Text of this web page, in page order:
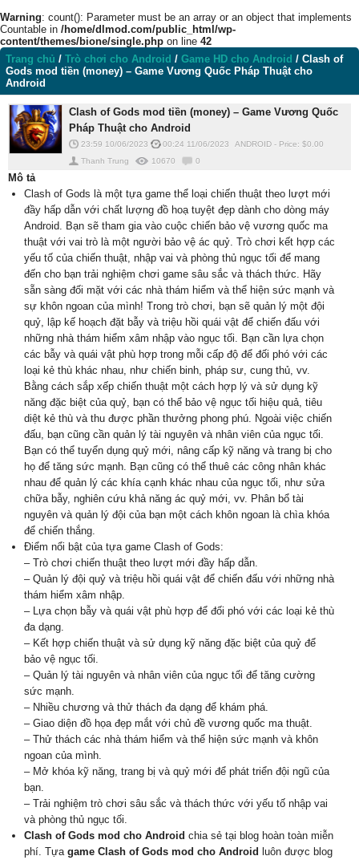
Warning: count(): Parameter must be an array or an object that implements
Countable in /home/dlmod.com/public_html/wp-
content/themes/bione/single.php on line 42
Trang chủ / Trò chơi cho Android / Game HD cho Android / Clash of
Gods mod tiền (money) – Game Vương Quốc Pháp Thuật cho
Android
Clash of Gods mod tiền (money) – Game Vương Quốc
Pháp Thuật cho Android
23:59 10/06/2023 00:24 11/06/2023 ANDROID - Price: $0.00
Thanh Trung
10670 0
Mô tả
Clash of Gods là một tựa game thể loại chiến thuật theo lượt mới
đầy hấp dẫn với chất lượng đồ hoạ tuyệt đẹp dành cho dòng máy
Android. Bạn sẽ tham gia vào cuộc chiến bảo vệ vương quốc ma
thuật với vai trò là một người bảo vệ ác quỷ. Trò chơi kết hợp các
yếu tố của chiến thuật, nhập vai và phòng thủ ngục tối để mang
đến cho bạn trải nghiệm chơi game sâu sắc và thách thức. Hãy
sẵn sàng đối mặt với các nhà thám hiểm và thể hiện sức mạnh và
sự khôn ngoan của mình! Trong trò chơi, bạn sẽ quản lý một đội
quỷ, lập kế hoạch đặt bẫy và triệu hồi quái vật để chiến đấu với
những nhà thám hiểm xâm nhập vào ngục tối. Bạn cần lựa chọn
các bẫy và quái vật phù hợp trong mỗi cấp độ để đối phó với các
loại kẻ thù khác nhau, như chiến binh, pháp sư, cung thủ, vv.
Bằng cách sắp xếp chiến thuật một cách hợp lý và sử dụng kỹ
năng đặc biệt của quỷ, bạn có thể bảo vệ ngục tối hiệu quả, tiêu
diệt kẻ thù và thu được phần thưởng phong phú. Ngoài việc chiến
đấu, bạn cũng cần quản lý tài nguyên và nhân viên của ngục tối.
Bạn có thể tuyển dụng quỷ mới, nâng cấp kỹ năng và trang bị cho
họ để tăng sức mạnh. Bạn cũng có thể thuê các công nhân khác
nhau để quản lý các khía cạnh khác nhau của ngục tối, như sửa
chữa bẫy, nghiên cứu khả năng ác quỷ mới, vv. Phân bổ tài
nguyên và quản lý đội của bạn một cách khôn ngoan là chìa khóa
để chiến thắng.
Điểm nổi bật của tựa game Clash of Gods:
– Trò chơi chiến thuật theo lượt mới đầy hấp dẫn.
– Quản lý đội quỷ và triệu hồi quái vật để chiến đấu với những nhà
thám hiểm xâm nhập.
– Lựa chọn bẫy và quái vật phù hợp để đối phó với các loại kẻ thù
đa dạng.
– Kết hợp chiến thuật và sử dụng kỹ năng đặc biệt của quỷ để
bảo vệ ngục tối.
– Quản lý tài nguyên và nhân viên của ngục tối để tăng cường
sức mạnh.
– Nhiều chương và thử thách đa dạng để khám phá.
– Giao diện đồ họa đẹp mắt với chủ đề vương quốc ma thuật.
– Thử thách các nhà thám hiểm và thể hiện sức mạnh và khôn
ngoan của mình.
– Mở khóa kỹ năng, trang bị và quỷ mới để phát triển đội ngũ của
bạn.
– Trải nghiệm trò chơi sâu sắc và thách thức với yếu tố nhập vai
và phòng thủ ngục tối.
Clash of Gods mod cho Android chia sẻ tại blog hoàn toàn miễn
phí. Tựa game Clash of Gods mod cho Android luôn được blog